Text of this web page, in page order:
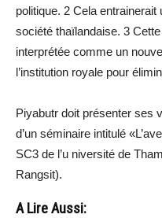
politique. 2 Cela
société thaïlandaise. 3
interprétée comme un
l’institution royale pour
Piyabutr doit présenter ses
d’un séminaire intitulé
SC3 de l’u niversité de
Rangsit).
A Lire Aussi: